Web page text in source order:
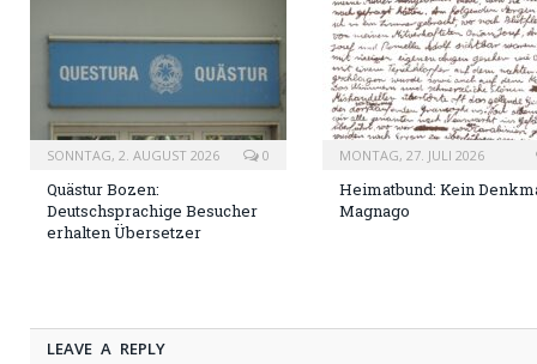
SONNTAG, 2. AUGUST 2026 0
Quästur Bozen:
Deutschsprachige Besucher
erhalten Übersetzer
MONTAG, 27. JULI 2026
Heimatbund: Kein
Magnago
LEAVE A REPLY